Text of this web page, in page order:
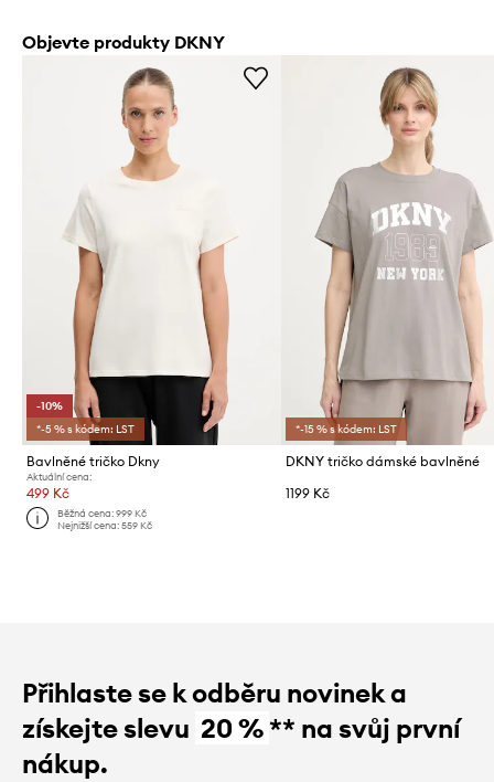
Objevte produkty DKNY
-10%
*-5 % s kódem: LST
Bavlněné tričko Dkny
Aktuální cena:
499 Kč
Běžná cena:999 Kč
Nejnižší cena:559 Kč
*-15 % s kódem: LST
DKNY tričko dámské bavlněné
1199 Kč
Přihlaste se k odběru novinek a
získejte slevu 20 %** na svůj první
nákup.